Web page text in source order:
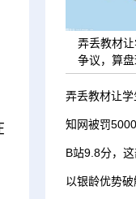
弄丢教材
争议，算
知网被罚
以银龄优势